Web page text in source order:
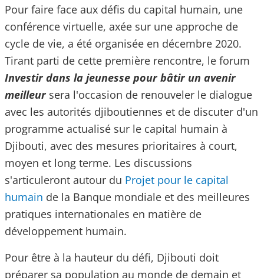
Pour faire face aux défis du capital humain, une
conférence virtuelle, axée sur une approche de
cycle de vie, a été organisée en décembre 2020.
Tirant parti de cette première rencontre, le forum
Investir dans la jeunesse pour bâtir un avenir
meilleursera l'occasion de renouveler le dialogue
avec les autorités djiboutiennes et de discuter d'un
programme actualisé sur le capital humain à
Djibouti, avec des mesures prioritaires à court,
moyen et long terme. Les discussions
s'articuleront autour du Projet pour le capital
humain de la Banque mondiale et des meilleures
pratiques internationales en matière de
développement humain.
Pour être à la hauteur du défi, Djibouti doit
préparer sa population au monde de demain et